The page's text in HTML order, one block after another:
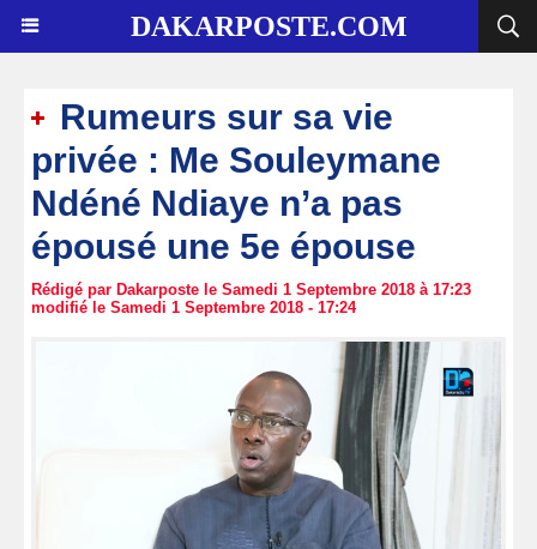
DAKARPOSTE.COM
Rumeurs sur sa vie
privée : Me Souleymane
Ndéné Ndiaye n’a pas
épousé une 5e épouse
Rédigé par Dakarposte le Samedi 1 Septembre 2018 à 17:23
modifié le Samedi 1 Septembre 2018 - 17:24